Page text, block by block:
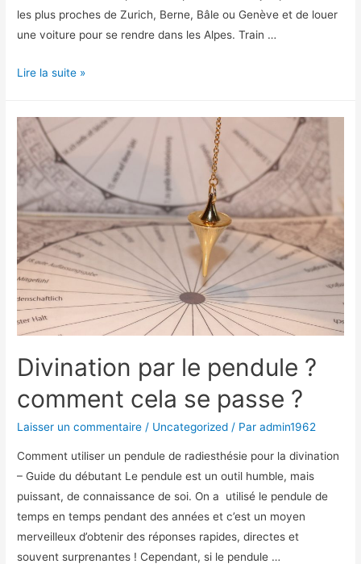
les plus proches de Zurich, Berne, Bâle ou Genève et de louer
une voiture pour se rendre dans les Alpes. Train …
Découvrir
Suisses
Lire la suite »
Divination par le pendule ?
comment cela se passe ?
Laisser un commentaire / Uncategorized / Paradmin1962
Comment utiliser un pendule de radiesthésie pour la divination
– Guide du débutant Le pendule est un outil humble, mais
puissant, de connaissance de soi. On a utilisé le pendule de
temps en temps pendant des années et c’est un moyen
merveilleux d’obtenir des réponses rapides, directes et
souvent surprenantes ! Cependant, si le pendule …